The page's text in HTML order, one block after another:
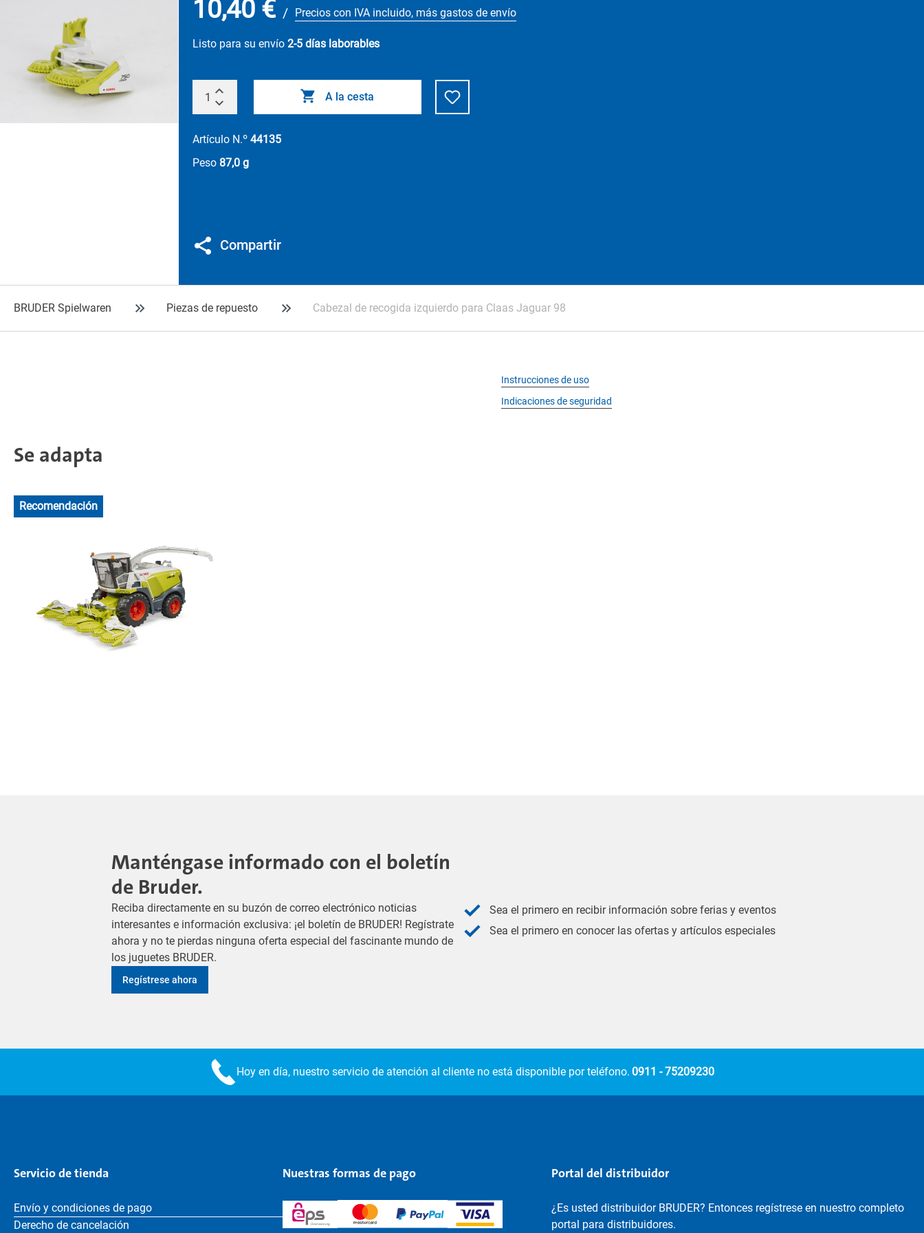
10,40 € / Precios con IVA incluido, más gastos de envío
Listo para su envío 2-5 días laborables
A la cesta
Artículo N.º 44135
Peso 87,0 g
Compartir
BRUDER Spielwaren Piezas de repuesto Cabezal de recogida izquierdo para Claas Jaguar 98
Instrucciones de uso
Indicaciones de seguridad
Se adapta
Recomendación
Manténgase informado con el boletín
de Bruder.
Reciba directamente en su buzón de correo electrónico noticias
interesantes e información exclusiva: ¡el boletín de BRUDER! Regístrate
ahora y no te pierdas ninguna oferta especial del fascinante mundo de
los juguetes BRUDER.
Regístrese ahora
Sea el primero en recibir información sobre ferias y eventos
Sea el primero en conocer las ofertas y artículos especiales
Hoy en día, nuestro servicio de atención al cliente no está disponible por teléfono. 0911 - 75209230
Servicio de tienda
Envío y condiciones de pago
Derecho de cancelación
Nuestras formas de pago Portal del distribuidor
¿Es usted distribuidor BRUDER? Entonces regístrese en nuestro completo
portal para distribuidores.